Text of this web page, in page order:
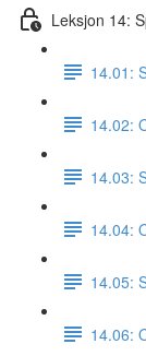
Leksjon 14:
14.01:
14.02:
14.03:
14.04:
14.05:
14.06: